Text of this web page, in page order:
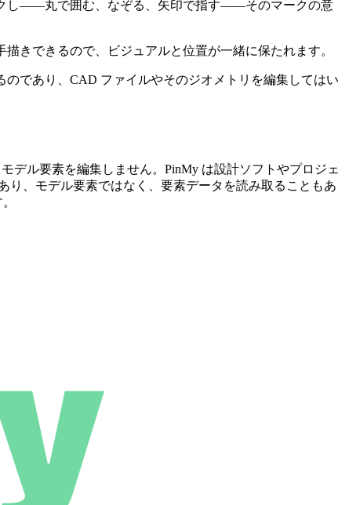
し——丸で囲む、なぞる、矢印で指す——そのマークの意
きできるので、ビジュアルと位置が一緒に保たれます。
であり、CAD ファイルやそのジオメトリを編集してはい
ル要素を編集しません。PinMy は設計ソフトやプロジェ
、モデル要素ではなく、要素データを読み取ることもあ